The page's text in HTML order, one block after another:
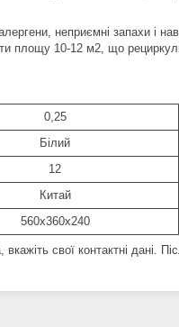
неприємні запахи і
площу 10-12 м2, що
0,25
Білий
12
Китай
560х360х240
свої контактні дані.